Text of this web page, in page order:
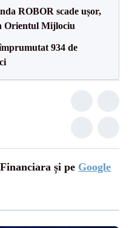
ROBOR scade ușor,
Orientul Mijlociu
934 de
și pe Google